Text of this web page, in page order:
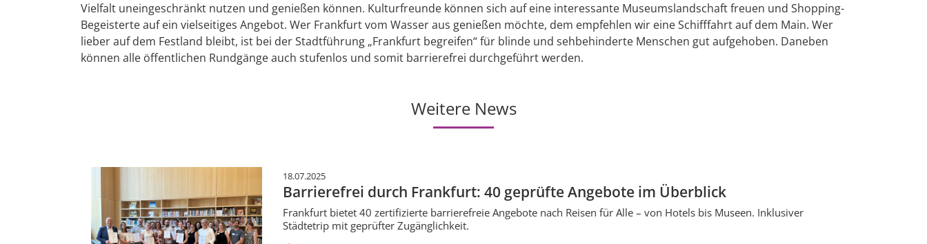
Vielfalt uneingeschränkt nutzen und genießen können. Kulturfreunde können sich auf eine interessante Museumslandschaft freuen und Shopping-
Begeisterte auf ein vielseitiges Angebot. Wer Frankfurt vom Wasser aus genießen möchte, dem empfehlen wir eine Schifffahrt auf dem Main. Wer
lieber auf dem Festland bleibt, ist bei der Stadtführung „Frankfurt begreifen“ für blinde und sehbehinderte Menschen gut aufgehoben. Daneben
können alle öffentlichen Rundgänge auch stufenlos und somit barrierefrei durchgeführt werden.
Weitere News
18.07.2025
Barrierefrei durch Frankfurt: 40 geprüfte Angebote im Überblick
Frankfurt bietet 40 zertifizierte barrierefreie Angebote nach Reisen für Alle – von Hotels bis Museen. Inklusiver
Städtetrip mit geprüfter Zugänglichkeit.